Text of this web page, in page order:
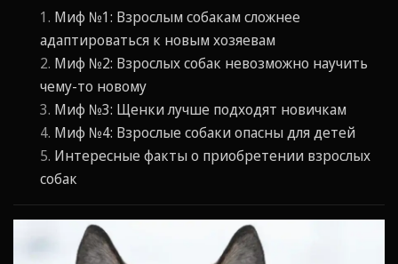
Миф №1: Взрослым собакам сложнее
адаптироваться к новым хозяевам
Миф №2: Взрослых собак невозможно научить
чему-то новому
Миф №3: Щенки лучше подходят новичкам
Миф №4: Взрослые собаки опасны для детей
Интересные факты о приобретении взрослых
собак